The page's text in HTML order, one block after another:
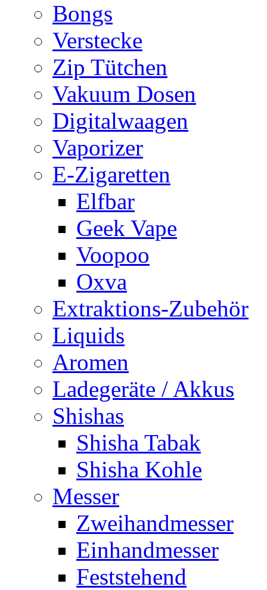
Bongs
Verstecke
Zip Tütchen
Vakuum Dosen
Digitalwaagen
Vaporizer
E-Zigaretten
Elfbar
Geek Vape
Voopoo
Oxva
Extraktions-Zubehör
Liquids
Aromen
Ladegeräte / Akkus
Shishas
Shisha Tabak
Shisha Kohle
Messer
Zweihandmesser
Einhandmesser
Feststehend